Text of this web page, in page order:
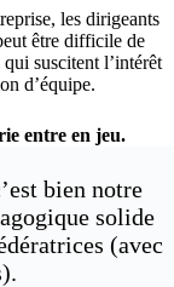
les dirigeants
être difficile de
suscitent l’intérêt
d’équipe.
entre en jeu.
bien notre
solide
(avec